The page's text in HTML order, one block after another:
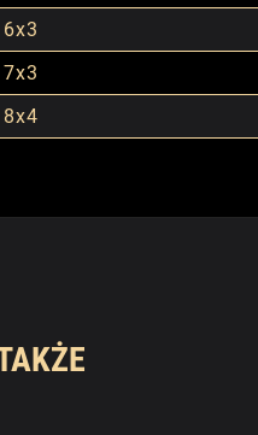
6x3
7x3
8x4